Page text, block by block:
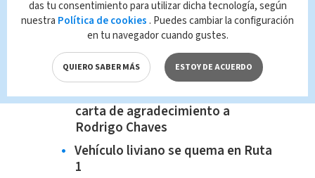
regir a partir de su publicación en el
Diario Oficial La Gaceta.
Te Recomendamos:
Padres de Marco Calzada envían
carta de agradecimiento a
Rodrigo Chaves
Vehículo liviano se quema en Ruta
1
das tu consentimiento para utilizar dicha tecnología, según
nuestra Política de cookies . Puedes cambiar la configuración
en tu navegador cuando gustes.
QUIERO SABER MÁS ESTOY DE ACUERDO